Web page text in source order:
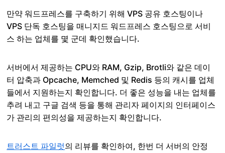
만약 워드프레스를 구축하기 위해 VPS 공유 호스팅이나
VPS 단독 호스팅을 매니지드 워드프레스 호스팅으로 서비
스 하는 업체를 몇 군데 확인했습니다.
서버에서 제공하는 CPU와 RAM, Gzip, Brotli와 같은 데이
터 압축과 Opcache, Memched 및 Redis 등의 캐시를 업체
들에서 지원하는지 확인합니다. 더 좋은 성능을 내는 업체를
추려 내고 구글 검색 등을 통해 관리자 페이지의 인터페이스
가 관리의 편의성을 제공하는지 확인합니다.
트러스트 파일럿의 리뷰를 확인하여, 한번 더 서버의 안정